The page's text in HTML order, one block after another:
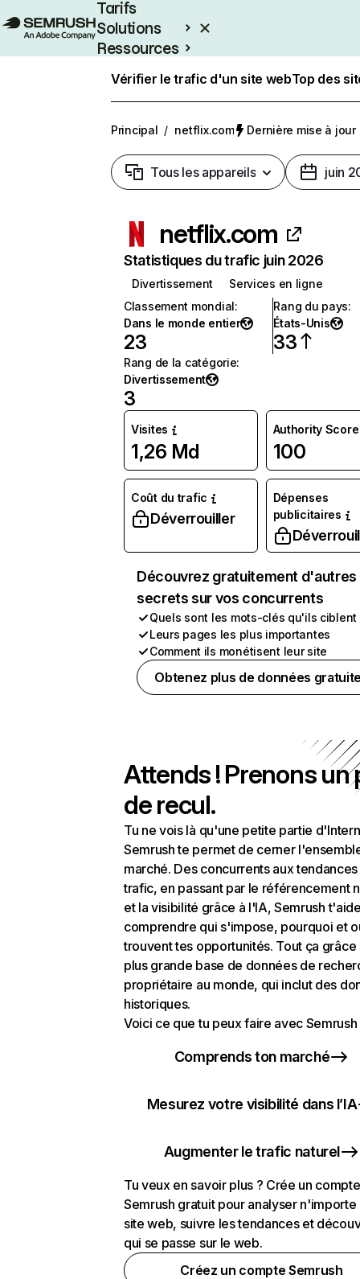
Tarifs
Solutions
Ressources
Vérifier le trafic d'un site webTop des
Principal / netflix.com Dernière mise à jour
Tous les appareils juin
netflix.com
Statistiques du trafic juin 2026
Divertissement
Services en ligne
Classement mondial:
Dans le monde entier
23
Rang du pays:
États-Unis
33
Rang de la catégorie:
Divertissement
3
Visites
1,26 Md
Authority Score
100
Coût du trafic
Déverrouiller
Dépenses
publicitaires
Découvrez gratuitement d'autres
secrets sur vos concurrents
Quels sont les mots-clés qu'ils ciblent
Leurs pages les plus importantes
Comment ils monétisent leur site
Obtenez plus de données
Attends ! Prenons un
de recul.
Tu ne vois là qu'une petite partie
Semrush te permet de cerner
marché. Des concurrents aux
trafic, en passant par le référencement
et la visibilité grâce à l'IA, Semrush
comprendre qui s'impose, pourquoi et
trouvent tes opportunités. Tout ça grâce
plus grande base de données de
propriétaire au monde, qui inclut des
historiques.
Voici ce que tu peux faire avec Semrush
Comprends ton marché
Mesurez votre visibilité dans l’IA
Augmenter le trafic naturel
Tu veux en savoir plus ? Crée un compte
Semrush gratuit pour analyser n'importe
site web, suivre les tendances et
qui se passe sur le web.
Créez un compte Semrush